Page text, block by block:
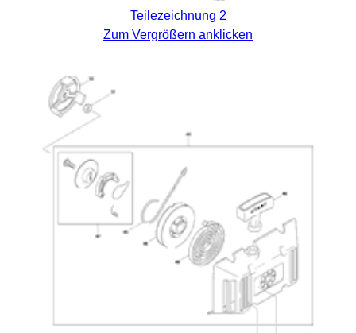
Teilezeichnung 2
Zum Vergrößern anklicken